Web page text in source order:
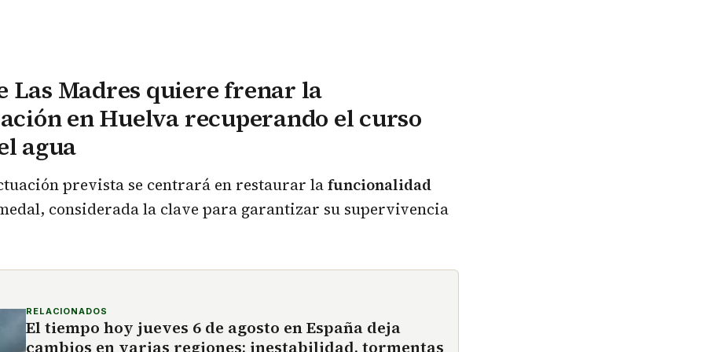
Las Madres quiere frenar la
en Huelva recuperando el curso
agua
prevista se centrará en restaurar lafuncionalidad
considerada la clave para garantizar su supervivencia
RELACIONADOS
El tiempo hoy jueves 6 de agosto en España deja
cambios en varias regiones: inestabilidad, tormentas